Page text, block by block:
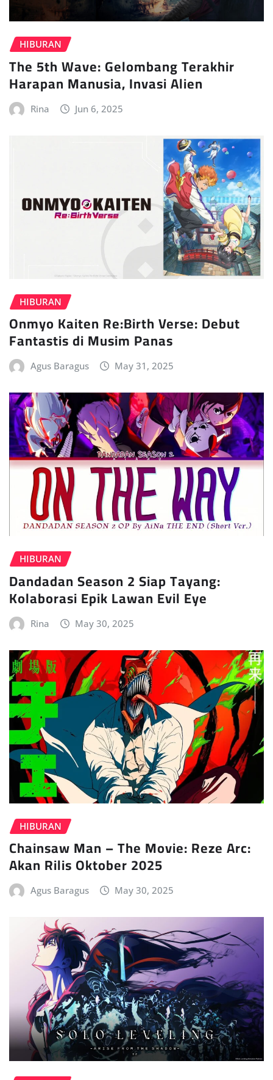
HIBURAN
The 5th Wave: Gelombang Terakhir
Harapan Manusia, Invasi Alien
Rina Jun 6, 2025
HIBURAN
Onmyo Kaiten Re:Birth Verse: Debut
Fantastis di Musim Panas
Agus Baragus May 31, 2025
HIBURAN
Dandadan Season 2 Siap Tayang:
Kolaborasi Epik Lawan Evil Eye
Rina May 30, 2025
HIBURAN
Chainsaw Man – The Movie: Reze Arc:
Akan Rilis Oktober 2025
Agus Baragus May 30, 2025